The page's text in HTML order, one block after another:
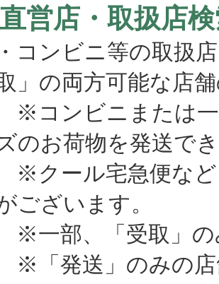
直営店・取扱店
コンビニ等の取扱
」の両方可能な店
ンビニまたは一
のお荷物を発送で
ール宅急便など
ございます。
部、「受取」の
発送」のみの店